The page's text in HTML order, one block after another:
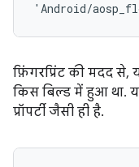
फ़िंगरप्रिंट की मदद से,
किस बिल्ड में हुआ था.
प्रॉपर्टी जैसी ही है.